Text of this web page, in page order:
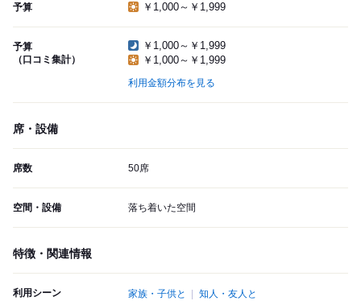
予算 ￥1,000～￥1,999
予算
（口コミ集計）
￥1,000～￥1,999
￥1,000～￥1,999
利用金額分布を見る
席・設備
席数 50席
空間・設備 落ち着いた空間
特徴・関連情報
利用シーン 家族・子供と 知人・友人と